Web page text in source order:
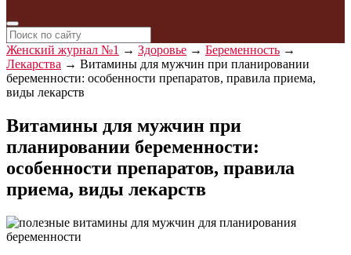
Женский журнал №1 → Здоровье → Беременность →
Лекарства → Витамины для мужчин при планировании
беременности: особенности препаратов, правила приема,
виды лекарств
Витамины для мужчин при
планировании беременности:
особенности препаратов, правила
приема, виды лекарств